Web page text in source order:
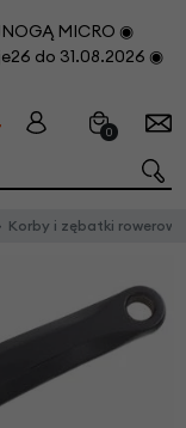
MICRO ◉
do 31.08.2026 ◉
0
Korby i zębatki rowerowe